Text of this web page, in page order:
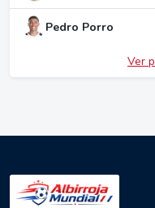
Pedro Porro
Ver